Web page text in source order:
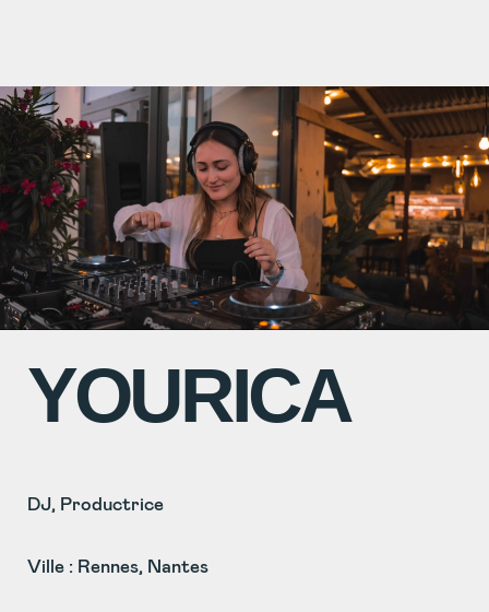
YOURICA
DJ, Productrice
Ville : Rennes, Nantes